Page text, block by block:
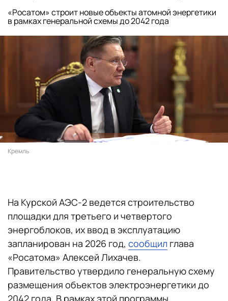
«Росатом» строит новые объекты атомной энергетики
в рамках генеральной схемы до 2042 года
Кремль
На Курской АЭС-2 ведется строительство
площадки для третьего и четвертого
энергоблоков, их ввод в эксплуатацию
запланирован на 2026 год, сообщил глава
«Росатома» Алексей Лихачев.
Правительство утвердило генеральную схему
размещения объектов электроэнергетики до
2042 года. В рамках этой программы